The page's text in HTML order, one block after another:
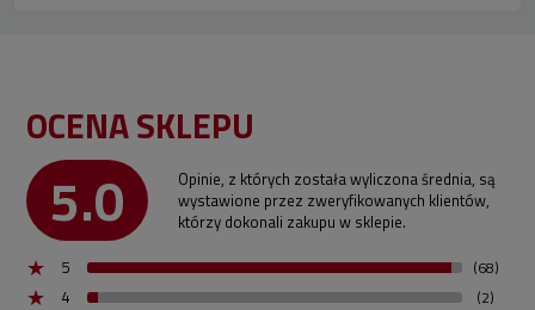
OCENA SKLEPU
5.0
Opinie, z których została wyliczona średnia, są
wystawione przez zweryfikowanych klientów,
którzy dokonali zakupu w sklepie.
5
(68)
4 (2)